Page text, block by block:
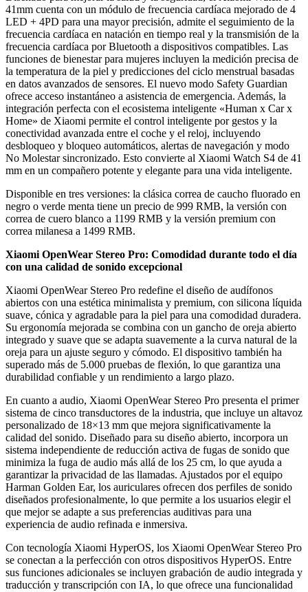
41mm cuenta con un módulo de frecuencia cardíaca mejorado de 4
LED + 4PD para una mayor precisión, admite el seguimiento de la
frecuencia cardíaca en natación en tiempo real y la transmisión de la
frecuencia cardíaca por Bluetooth a dispositivos compatibles. Las
funciones de bienestar para mujeres incluyen la medición precisa de
la temperatura de la piel y predicciones del ciclo menstrual basadas
en datos avanzados de sensores. El nuevo modo Safety Guardian
ofrece acceso instantáneo a asistencia de emergencia. Además, la
integración perfecta con el ecosistema inteligente «Human x Car x
Home» de Xiaomi permite el control inteligente por gestos y la
conectividad avanzada entre el coche y el reloj, incluyendo
desbloqueo y bloqueo automáticos, alertas de navegación y modo
No Molestar sincronizado. Esto convierte al Xiaomi Watch S4 de 41
mm en un compañero potente y elegante para una vida inteligente.
Disponible en tres versiones: la clásica correa de caucho fluorado en
negro o verde menta tiene un precio de 999 RMB, la versión con
correa de cuero blanco a 1199 RMB y la versión premium con
correa milanesa a 1499 RMB.
Xiaomi OpenWear Stereo Pro: Comodidad durante todo el día
con una calidad de sonido excepcional
Xiaomi OpenWear Stereo Pro redefine el diseño de audífonos
abiertos con una estética minimalista y premium, con silicona líquida
suave, cónica y agradable para la piel para una comodidad duradera.
Su ergonomía mejorada se combina con un gancho de oreja abierto
integrado y suave que se adapta suavemente a la curva natural de la
oreja para un ajuste seguro y cómodo. El dispositivo también ha
superado más de 5.000 pruebas de flexión, lo que garantiza una
durabilidad confiable y un rendimiento a largo plazo.
En cuanto a audio, Xiaomi OpenWear Stereo Pro presenta el primer
sistema de cinco transductores de la industria, que incluye un altavoz
personalizado de 18×13 mm que mejora significativamente la
calidad del sonido. Diseñado para su diseño abierto, incorpora un
sistema independiente de reducción activa de fugas de sonido que
minimiza la fuga de audio más allá de los 25 cm, lo que ayuda a
garantizar la privacidad de las llamadas. Ajustados por el equipo
Harman Golden Ear, los auriculares ofrecen dos perfiles de sonido
diseñados profesionalmente, lo que permite a los usuarios elegir el
que mejor se adapte a sus preferencias auditivas para una
experiencia de audio refinada e inmersiva.
Con tecnología Xiaomi HyperOS, los Xiaomi OpenWear Stereo Pro
se conectan a la perfección con otros dispositivos HyperOS. Entre
sus funciones adicionales se incluyen grabación de audio integrada y
traducción y transcripción con IA, lo que ofrece una funcionalidad